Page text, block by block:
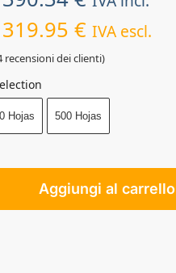
319.95€ IVA escl.
recensioni dei clienti)
Hojas 500 Hojas
Aggiungi al carrello